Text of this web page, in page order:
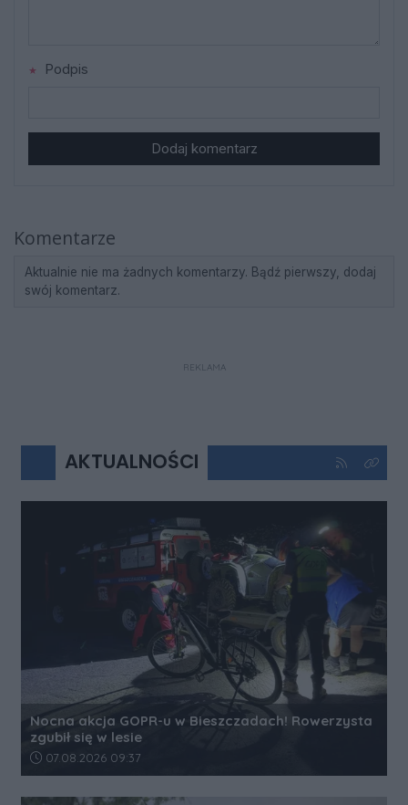
Podpis
Dodaj komentarz
Komentarze
Aktualnie nie ma żadnych komentarzy. Bądź pierwszy, dodaj
swój komentarz.
REKLAMA
AKTUALNOŚCI Kliknij aby
Kliknij
Nocna akcja GOPR-u w Bieszczadach! Rowerzysta
zgubił się w lesie
Data dodania artykułu:
07.08.2026 09:37